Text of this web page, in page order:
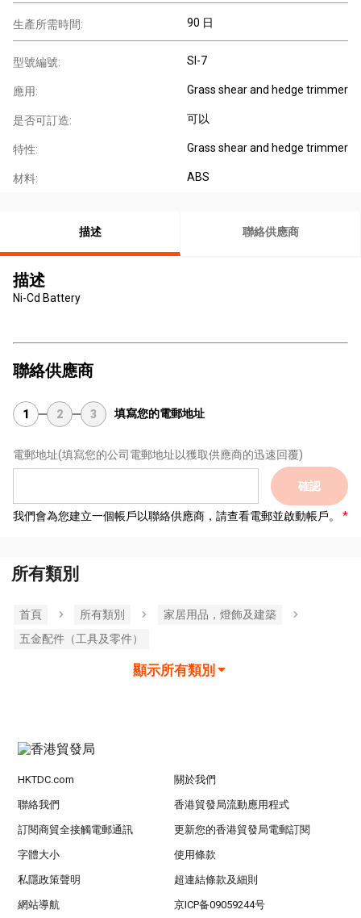
生產所需時間: 90 日
型號編號: SI-7
應用: Grass shear and hedge trimmer
是否可訂造: 可以
特性: Grass shear and hedge trimmer
材料: ABS
描述 聯絡供應商
描述
Ni-Cd Battery
聯絡供應商
1 2 3 填寫您的電郵地址
電郵地址(填寫您的公司電郵地址以獲取供應商的迅速回覆)
確認
我們會為您建立一個帳戶以聯絡供應商，請查看電郵並啟動帳戶。
所有類別
首頁 所有類別
家居用品，燈飾及建築
五金配件（工具及零件）
顯示所有類別
HKTDC.com 關於我們
聯絡我們 香港貿發局流動應用程式
訂閱商貿全接觸電郵通訊 更新您的香港貿發局電郵訂閱
字體大小 使用條款
私隱政策聲明 超連結條款及細則
網站導航 京ICP备09059244号